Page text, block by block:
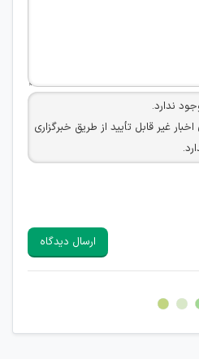
ندارد.
غیر قابل تأیید از طریق خبرگزاری
وجود ندارد.
که به هر طریقی قصد مأیوس کردن
به سایر افراد (مسئول و غیر مسئول)
ملاقات حضوری چه به صورت دسته
ارسال دیدگاه